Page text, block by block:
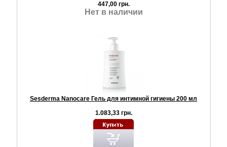
447,00 грн.
Нет в наличии
Sesderma Nanocare Гель для интимной гигиены 200 мл
1.083,33 грн.